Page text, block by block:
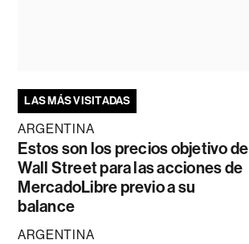
LAS MÁS VISITADAS
ARGENTINA
Estos son los precios objetivo de
Wall Street para las acciones de
MercadoLibre previo a su
balance
ARGENTINA